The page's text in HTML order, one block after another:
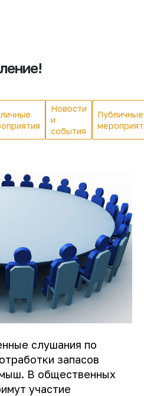
Новости
и
события
Публичные
слушания по
запасов
В общественных
участие